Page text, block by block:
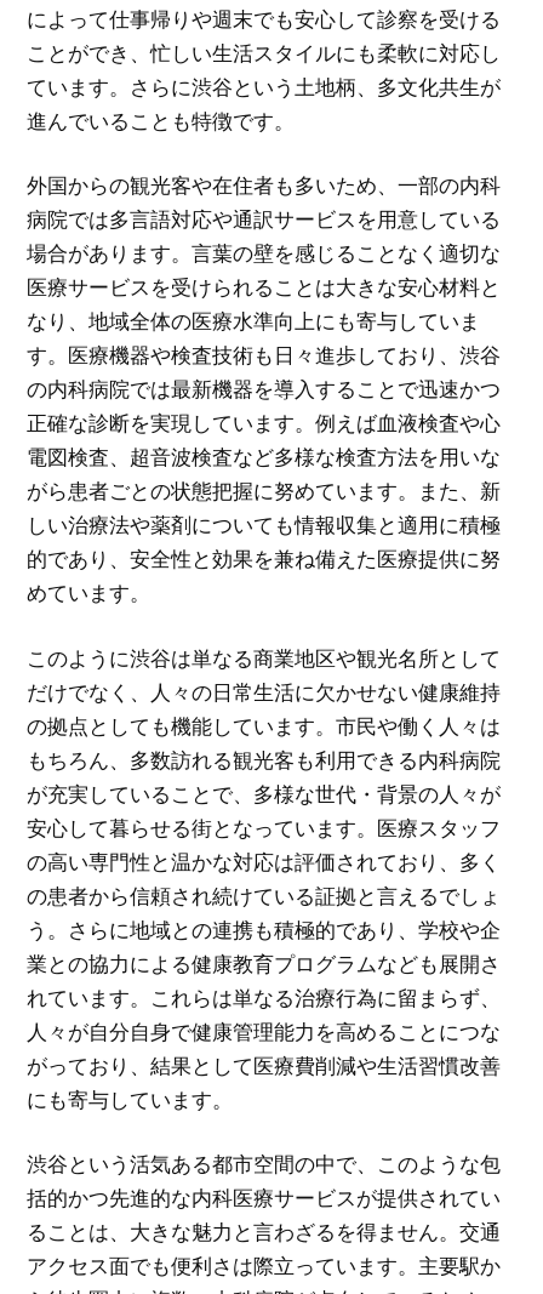
によって仕事帰りや週末でも安心して診察を受ける
ことができ、忙しい生活スタイルにも柔軟に対応し
ています。さらに渋谷という土地柄、多文化共生が
進んでいることも特徴です。
外国からの観光客や在住者も多いため、一部の内科
病院では多言語対応や通訳サービスを用意している
場合があります。言葉の壁を感じることなく適切な
医療サービスを受けられることは大きな安心材料と
なり、地域全体の医療水準向上にも寄与していま
す。医療機器や検査技術も日々進歩しており、渋谷
の内科病院では最新機器を導入することで迅速かつ
正確な診断を実現しています。例えば血液検査や心
電図検査、超音波検査など多様な検査方法を用いな
がら患者ごとの状態把握に努めています。また、新
しい治療法や薬剤についても情報収集と適用に積極
的であり、安全性と効果を兼ね備えた医療提供に努
めています。
このように渋谷は単なる商業地区や観光名所として
だけでなく、人々の日常生活に欠かせない健康維持
の拠点としても機能しています。市民や働く人々は
もちろん、多数訪れる観光客も利用できる内科病院
が充実していることで、多様な世代・背景の人々が
安心して暮らせる街となっています。医療スタッフ
の高い専門性と温かな対応は評価されており、多く
の患者から信頼され続けている証拠と言えるでしょ
う。さらに地域との連携も積極的であり、学校や企
業との協力による健康教育プログラムなども展開さ
れています。これらは単なる治療行為に留まらず、
人々が自分自身で健康管理能力を高めることにつな
がっており、結果として医療費削減や生活習慣改善
にも寄与しています。
渋谷という活気ある都市空間の中で、このような包
括的かつ先進的な内科医療サービスが提供されてい
ることは、大きな魅力と言わざるを得ません。交通
アクセス面でも便利さは際立っています。主要駅か